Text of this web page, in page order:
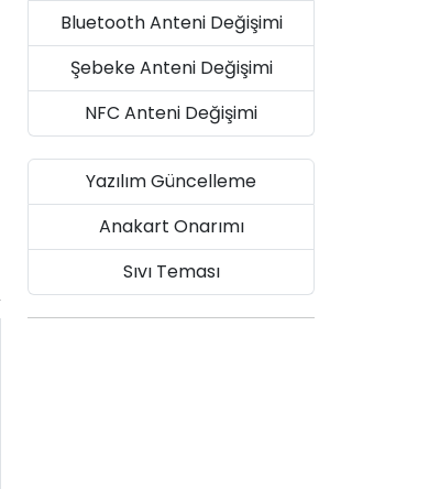
Bluetooth Anteni Değişimi
Şebeke Anteni Değişimi
NFC Anteni Değişimi
Yazılım Güncelleme
Anakart Onarımı
Sıvı Teması